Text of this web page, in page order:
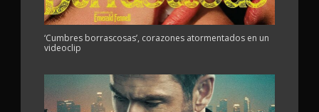
‘Cumbres borrascosas’, corazones atormentados en un
videoclip